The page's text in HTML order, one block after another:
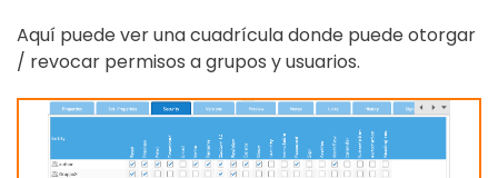
Aquí puede ver una cuadrícula donde puede otorgar
/ revocar permisos a grupos y usuarios.